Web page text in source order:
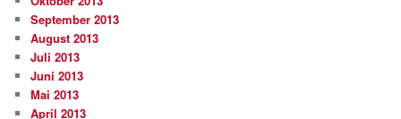
September 2013
August 2013
Juli 2013
Juni 2013
Mai 2013
April 2013